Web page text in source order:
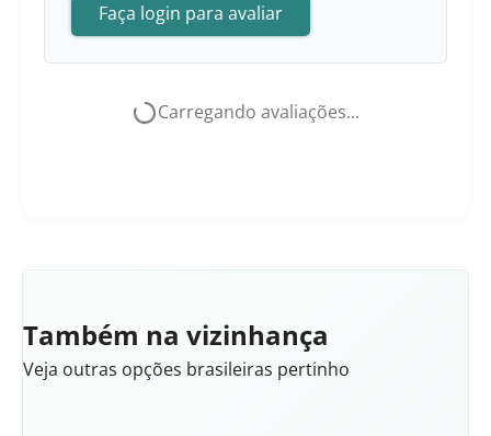
Faça login para avaliar
Carregando avaliações...
Também na vizinhança
Veja outras opções brasileiras pertinho